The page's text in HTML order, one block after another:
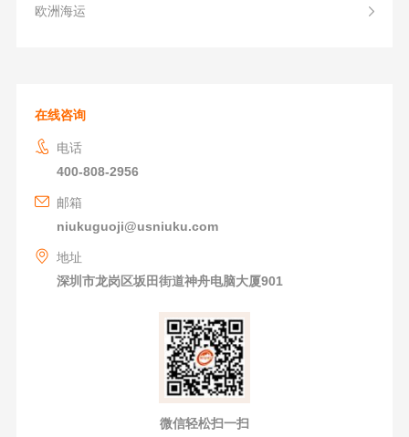
欧洲海运
在线咨询
电话
400-808-2956
邮箱
niukuguoji@usniuku.com
地址
深圳市龙岗区坂田街道神舟电脑大厦901
微信轻松扫一扫